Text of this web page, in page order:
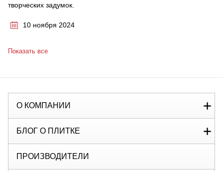
творческих задумок.
10 ноября 2024
Показать все
О КОМПАНИИ
БЛОГ О ПЛИТКЕ
ПРОИЗВОДИТЕЛИ